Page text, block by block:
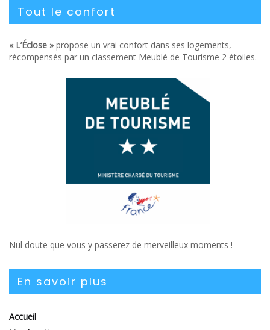
Tout le confort
« L’Éclose » propose un vrai confort dans ses logements,
récompensés par un classement Meublé de Tourisme 2 étoiles.
Nul doute que vous y passerez de merveilleux moments !
En savoir plus
Accueil